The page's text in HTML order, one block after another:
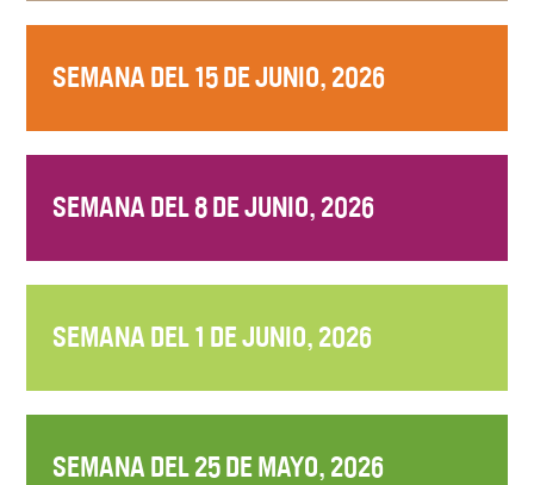
SEMANA DEL 15 DE JUNIO, 2026
SEMANA DEL 8 DE JUNIO, 2026
SEMANA DEL 1 DE JUNIO, 2026
SEMANA DEL 25 DE MAYO, 2026